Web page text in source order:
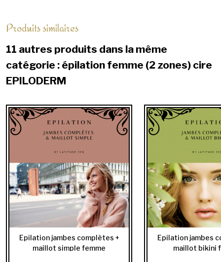
Produits similaires
11 autres produits dans la même
catégorie : épilation femme (2 zones) cire
EPILODERM
Epilation jambes complètes +
maillot simple femme
Epilation jambes
maillot bikini